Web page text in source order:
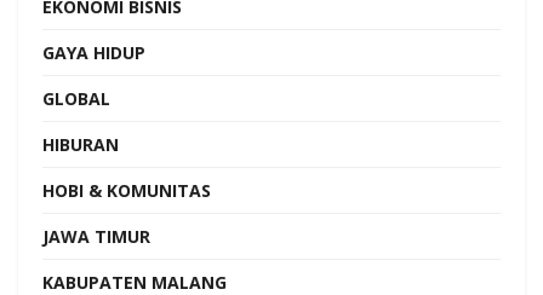
EKONOMI BISNIS
GAYA HIDUP
GLOBAL
HIBURAN
HOBI & KOMUNITAS
JAWA TIMUR
KABUPATEN MALANG